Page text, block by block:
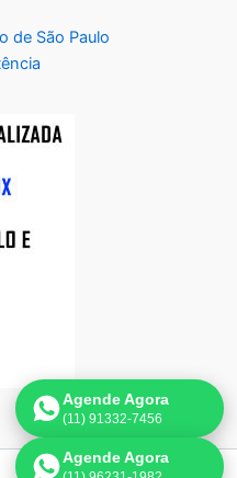
de São Paulo
Agende Agora
(11) 91332-7456
Agende Agora